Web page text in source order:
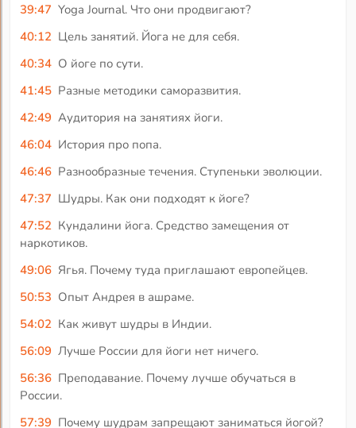
39:47 Yoga Journal. Что они продвигают?
40:12 Цель занятий. Йога не для себя.
40:34 О йоге по сути.
41:45 Разные методики саморазвития.
42:49 Аудитория на занятиях йоги.
46:04 История про попа.
46:46 Разнообразные течения. Ступеньки эволюции.
47:37 Шудры. Как они подходят к йоге?
47:52 Кундалини йога. Средство замещения от
наркотиков.
49:06 Ягья. Почему туда приглашают европейцев.
50:53 Опыт Андрея в ашраме.
54:02 Как живут шудры в Индии.
56:09 Лучше России для йоги нет ничего.
56:36 Преподавание. Почему лучше обучаться в
России.
57:39 Почему шудрам запрещают заниматься йогой?